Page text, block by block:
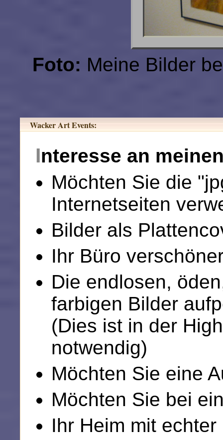
Foto: Meine Bilder
Wacker Art Events:
Interesse an
Möchten Sie die
Internetseiten
Bilder als
Ihr Büro
Die endlosen,
farbigen Bilder
(Dies ist in der
notwendig)
Möchten Sie eine
Möchten Sie bei
Ihr Heim mit